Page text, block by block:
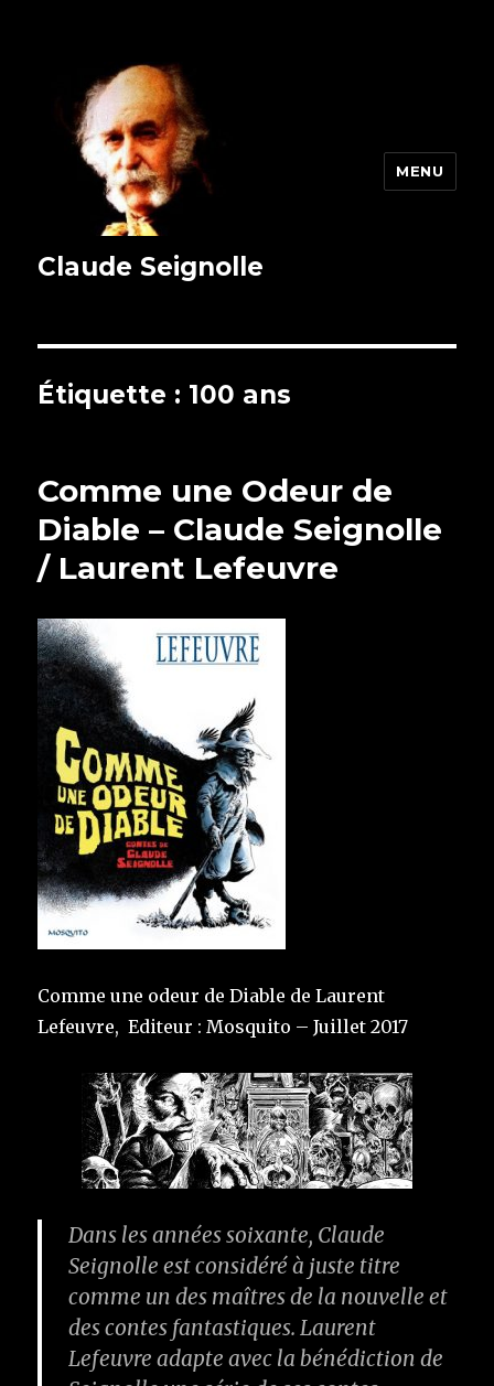
Claude Seignolle
MENU
Étiquette : 100 ans
Comme une Odeur de
Diable – Claude Seignolle
/ Laurent Lefeuvre
Comme une odeur de Diable de Laurent
Lefeuvre, Editeur : Mosquito – Juillet 2017
Dans les années soixante, Claude
Seignolle est considéré à juste titre
comme un des maîtres de la nouvelle et
des contes fantastiques. Laurent
Lefeuvre adapte avec la bénédiction de